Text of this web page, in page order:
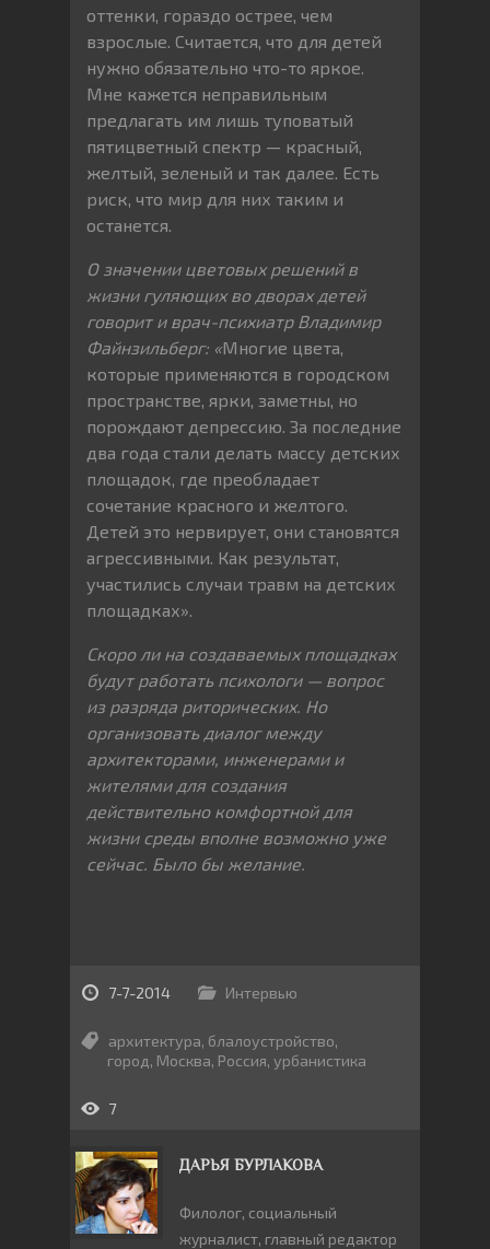
оттенки, гораздо острее, чем
взрослые. Считается, что для детей
нужно обязательно что-то яркое.
Мне кажется неправильным
предлагать им лишь туповатый
пятицветный спектр — красный,
желтый, зеленый и так далее. Есть
риск, что мир для них таким и
останется.
О значении цветовых решений в
жизни гуляющих во дворах детей
говорит и врач-психиатр Владимир
Файнзильберг: «Многие цвета,
которые применяются в городском
пространстве, ярки, заметны, но
порождают депрессию. За последние
два года стали делать массу детских
площадок, где преобладает
сочетание красного и желтого.
Детей это нервирует, они становятся
агрессивными. Как результат,
участились случаи травм на детских
площадках».
Скоро ли на создаваемых площадках
будут работать психологи — вопрос
из разряда риторических. Но
организовать диалог между
архитекторами, инженерами и
жителями для создания
действительно комфортной для
жизни среды вполне возможно уже
сейчас. Было бы желание.
7-7-2014 Интервью
архитектура, блалоустройство,
город, Москва, Россия, урбанистика
7
ДАРЬЯ БУРЛАКОВА
Филолог, социальный
журналист, главный редактор